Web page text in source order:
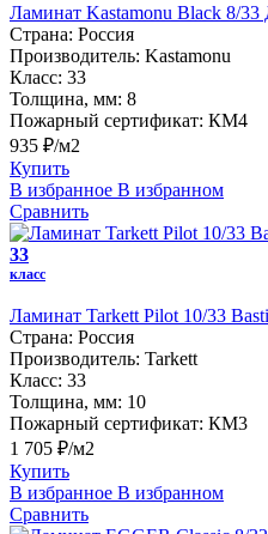
Ламинат Kastamonu Black 8/
Страна: Россия
Производитель: Kastamonu
Класс: 33
Толщина, мм: 8
Пожарный сертификат: КМ4
935 ₽/м2
Купить
В избранное В избранном
Сравнить
33
класс
Ламинат Tarkett Pilot 10/33
Страна: Россия
Производитель: Tarkett
Класс: 33
Толщина, мм: 10
Пожарный сертификат: КМ3
1 705 ₽/м2
Купить
В избранное В избранном
Сравнить